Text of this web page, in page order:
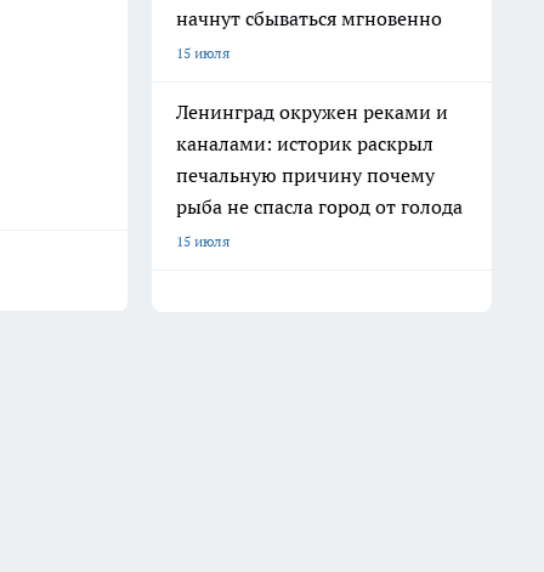
начнут сбываться мгновенно
15 июля
Ленинград окружен реками и
каналами: историк раскрыл
печальную причину почему
рыба не спасла город от голода
15 июля